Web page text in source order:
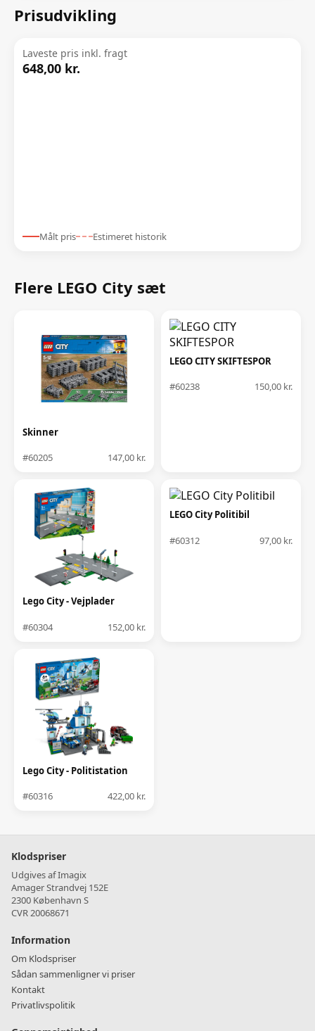
Prisudvikling
Laveste pris inkl. fragt
648,00 kr.
Målt pris Estimeret historik
Flere LEGO City sæt
Skinner
#60205 147,00 kr.
LEGO CITY SKIFTESPOR
#60238 150,00 kr.
Lego City - Vejplader
#60304 152,00 kr.
LEGO City Politibil
#60312 97,00 kr.
Lego City - Politistation
#60316 422,00 kr.
Klodspriser
Udgives af Imagix
Amager Strandvej 152E
2300 København S
CVR 20068671
Information
Om Klodspriser
Sådan sammenligner vi priser
Kontakt
Privatlivspolitik